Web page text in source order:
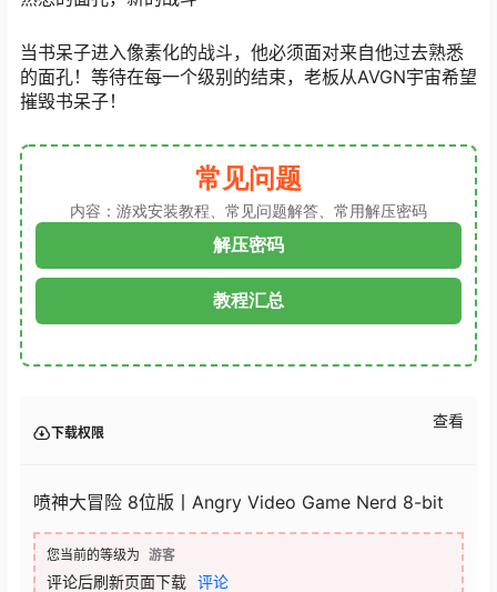
当书呆子进入像素化的战斗，他必须面对来自他过去熟悉
的面孔！等待在每一个级别的结束，老板从AVGN宇宙希望
摧毁书呆子！
常见问题
内容：游戏安装教程、常见问题解答、常用解压密码
解压密码
教程汇总
下载权限
查看
喷神大冒险 8位版丨Angry Video Game Nerd 8-bit
您当前的等级为 游客
评论后刷新页面下载 评论